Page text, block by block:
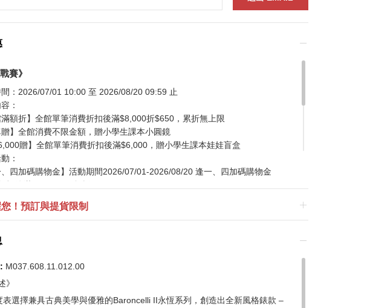
賽》
：2026/07/01 10:00 至 2026/08/20 09:59 止
：
滿額折】全館單筆消費折扣後滿$8,000折$650，累折無上限
贈】全館消費不限金額，贈小學生課本小圓鏡
贈】全館單筆消費折扣後滿$6,000，贈小學生課本娃娃盲盒
：
、四加碼購物金】活動期間2026/07/01-2026/08/20 逢一、四加碼購物金
請參見
金額以系統顯示為準
！預訂與提貨限制
M037.608.11.012.00
》
表選擇兼具古典美學與優雅的Baroncelli II永恆系列，創造出全新風格錶款 –